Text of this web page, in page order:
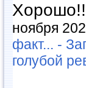
ноября
факт... -
голубой